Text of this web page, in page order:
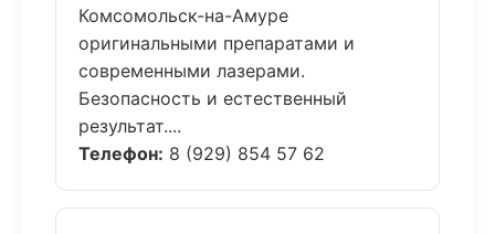
Комсомольск-на-Амуре
оригинальными препаратами и
современными лазерами.
Безопасность и естественный
результат....
Телефон: 8 (929) 854 57 62